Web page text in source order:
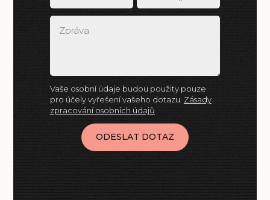
Vaše osobní údaje budou použity pouze
pro účely vyřešení vašeho dotazu. Zásady
zpracování osobních údajů
ODESLAT DOTAZ